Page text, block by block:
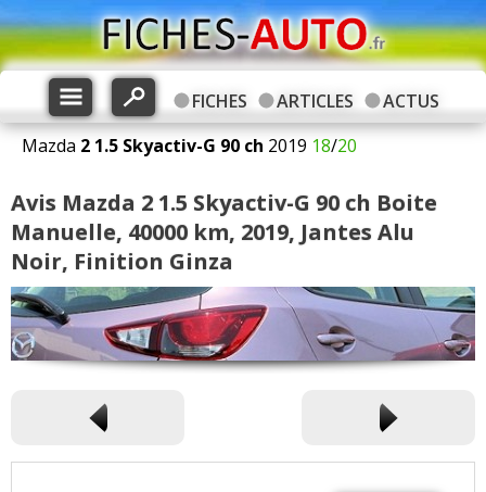
FICHES ARTICLES
ACTUS
Mazda 2 1.5 Skyactiv-G 90 ch 2019 18/20
Avis Mazda 2 1.5 Skyactiv-G 90 ch Boite
Manuelle, 40000 km, 2019, Jantes Alu
Noir, Finition Ginza